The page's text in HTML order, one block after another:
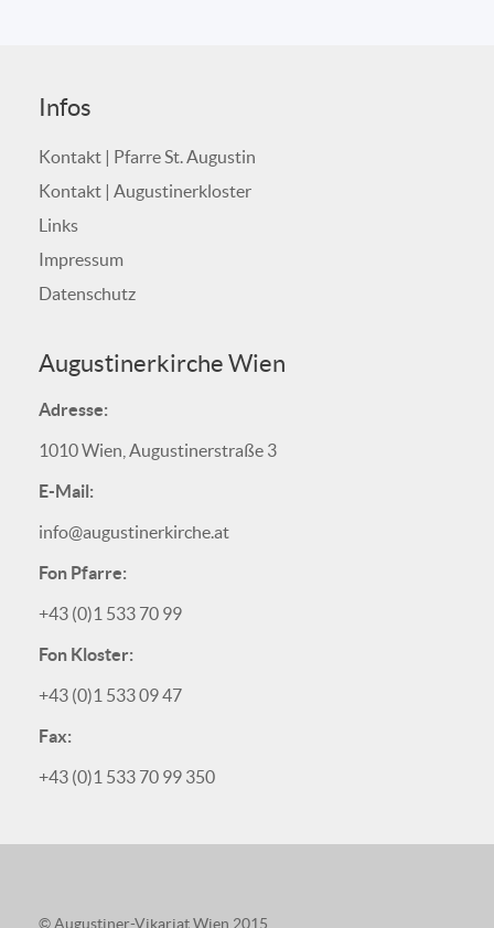
Infos
Kontakt | Pfarre St. Augustin
Kontakt | Augustinerkloster
Links
Impressum
Datenschutz
Augustinerkirche Wien
Adresse:
1010 Wien, Augustinerstraße 3
E-Mail:
info@augustinerkirche.at
Fon Pfarre:
+43 (0)1 533 70 99
Fon Kloster:
+43 (0)1 533 09 47
Fax:
+43 (0)1 533 70 99 350
© Augustiner-Vikariat Wien 2015